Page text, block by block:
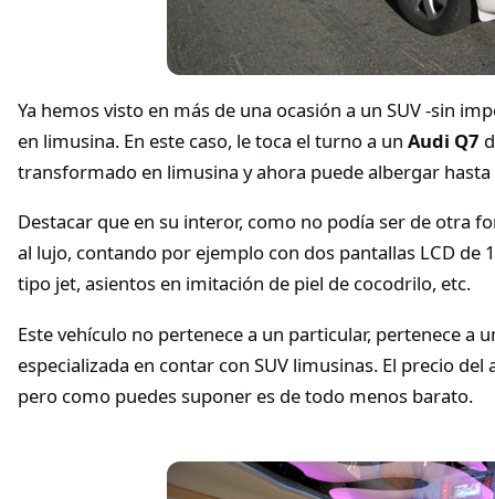
Ya hemos visto en más de una ocasión a un SUV -sin
en limusina. En este caso, le toca el turno a un Audi Q7
transformado en limusina y ahora puede albergar hasta
Destacar que en su interor, como no podía ser de otra
al lujo, contando por ejemplo con dos pantallas LCD de
tipo jet, asientos en imitación de piel de cocodrilo, etc.
Este vehículo no pertenece a un particular, pertenece a
especializada en contar con SUV limusinas. El precio
pero como puedes suponer es de todo menos barato.